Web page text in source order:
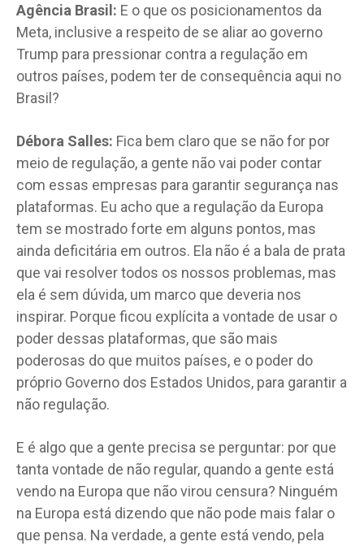
Agência Brasil: E o que os posicionamentos da
Meta, inclusive a respeito de se aliar ao governo
Trump para pressionar contra a regulação em
outros países, podem ter de consequência aqui no
Brasil?
Débora Salles: Fica bem claro que se não for por
meio de regulação, a gente não vai poder contar
com essas empresas para garantir segurança nas
plataformas. Eu acho que a regulação da Europa
tem se mostrado forte em alguns pontos, mas
ainda deficitária em outros. Ela não é a bala de prata
que vai resolver todos os nossos problemas, mas
ela é sem dúvida, um marco que deveria nos
inspirar. Porque ficou explícita a vontade de usar o
poder dessas plataformas, que são mais
poderosas do que muitos países, e o poder do
próprio Governo dos Estados Unidos, para garantir a
não regulação.
E é algo que a gente precisa se perguntar: por que
tanta vontade de não regular, quando a gente está
vendo na Europa que não virou censura? Ninguém
na Europa está dizendo que não pode mais falar o
que pensa. Na verdade, a gente está vendo, pela